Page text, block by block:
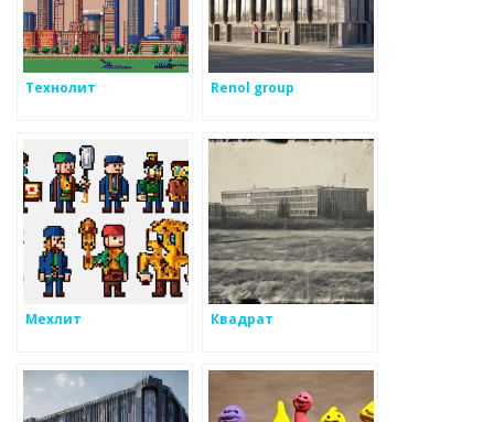
Технолит Renol group
Мехлит Квадрат